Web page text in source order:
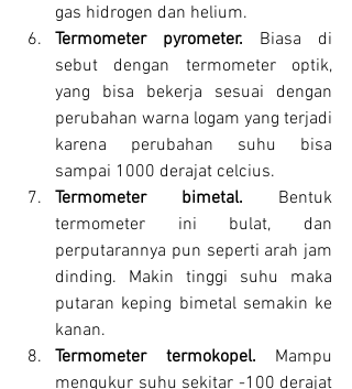
gas hidrogen dan helium.
Termometer pyrometer. Biasa di
sebut dengan termometer optik,
yang bisa bekerja sesuai dengan
perubahan warna logam yang terjadi
karena perubahan suhu bisa
sampai 1000 derajat celcius.
Termometer bimetal. Bentuk
termometer ini bulat, dan
perputarannya pun seperti arah jam
dinding. Makin tinggi suhu maka
putaran keping bimetal semakin ke
kanan.
Termometer termokopel. Mampu
mengukur suhu sekitar -100 derajat